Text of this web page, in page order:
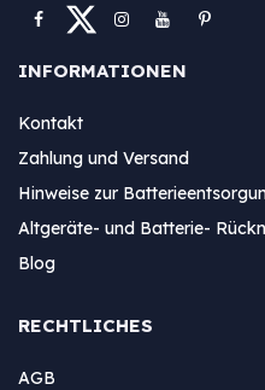
INFORMATIONEN
Kontakt
Zahlung und Versand
Hinweise zur
Altgeräte- und Batterie-
Blog
RECHTLICHES
AGB